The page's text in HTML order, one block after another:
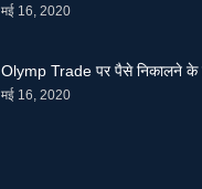
मई 16, 2020
Olymp Trade पर पैसे निकालने के
मई 16, 2020